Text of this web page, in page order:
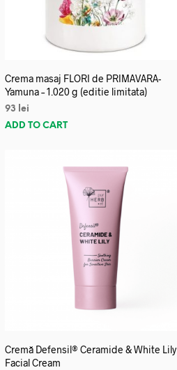
Crema masaj FLORI de PRIMAVARA-
Yamuna – 1.020 g (editie limitata)
93
lei
ADD TO CART
Cremă Defensil® Ceramide & White Lily
Facial Cream